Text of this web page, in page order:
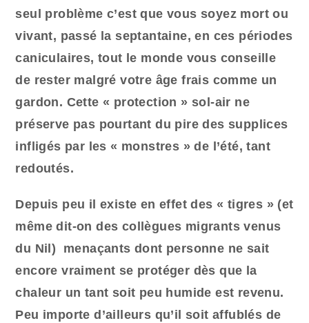
seul problème c’est que vous soyez mort ou
vivant, passé la septantaine, en ces périodes
caniculaires, tout le monde vous conseille
de rester malgré votre âge frais comme un
gardon. Cette « protection » sol-air ne
préserve pas pourtant du pire des supplices
infligés par les « monstres » de l’été, tant
redoutés.
Depuis peu il existe en effet des « tigres » (et
même dit-on des collègues migrants venus
du Nil) menaçants dont personne ne sait
encore vraiment se protéger dès que la
chaleur un tant soit peu humide est revenu.
Peu importe d’ailleurs qu’il soit affublés de